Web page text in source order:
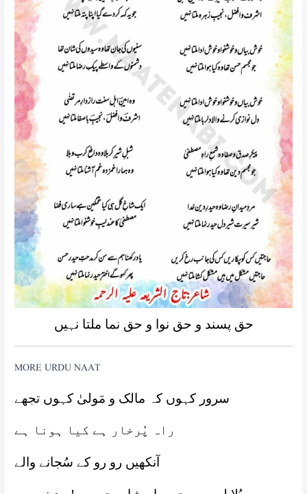
حق پسند و حق نوا و حق نما ملتا نہیں
MORE URDU NAAT
سرور کہوں کہ مالک و مَولیٰ کہوں تجھے
راہ پُرخار ہے کیا ہونا ہے
آنکھیں رو رو کے سُجانے والے